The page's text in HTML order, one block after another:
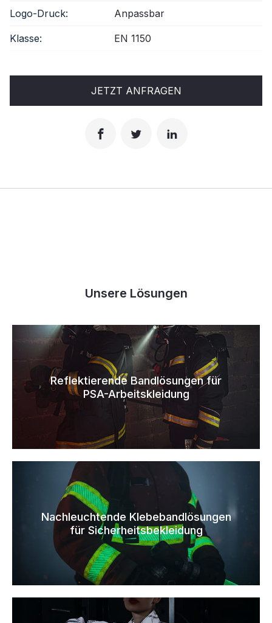
Logo-Druck: Anpassbar
Klasse: EN 1150
JETZT ANFRAGEN
Unsere Lösungen
Reflektierende Bandlösungen für
PSA-Arbeitskleidung
Nachleuchtende Klebebandlösungen
für Sicherheitsbekleidung